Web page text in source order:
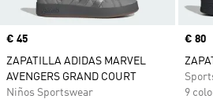
Precio
€ 45
ZAPATILLA ADIDAS MARVEL
AVENGERS GRAND COURT
Niños Sportswear
Precio
€ 80
9